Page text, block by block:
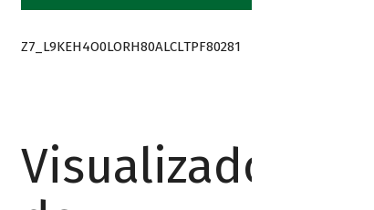
Z7_L9KEH4O0LORH80ALCLTPF80281
Visualizador